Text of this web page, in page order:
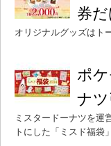
券
オリジナルグッズはト
ポ
ナ
ミスタードーナツを運
トにした「ミスド福袋